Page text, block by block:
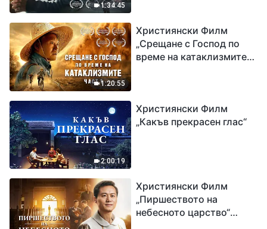
1:34:45
1:20:55
Християнски Филм
„Срещане с Господ по
време на катаклизмите“
2:00:19
Християнски Филм
„Какъв прекрасен глас“
Християнски Филм
„Пиршеството на
небесното царство“